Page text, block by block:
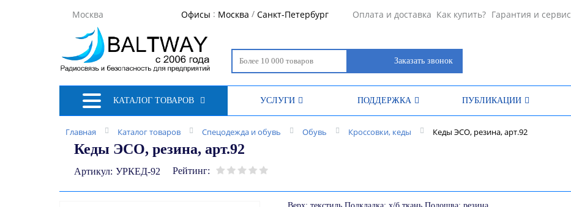
Москва Офисы : Москва / Санкт-Петербург Оплата и доставка Как купить? Гарантия и сервис
Заказать звонок
КАТАЛОГ ТОВАРОВ УСЛУГИ ПОДДЕРЖКА ПУБЛИКАЦИИ
Главная Каталог товаров Спецодежда и обувь Обувь Кроссовки, кеды Кеды ЭСО, резина, арт.92
Кеды ЭСО, резина, арт.92
Артикул: УРКЕД-92 Рейтинг: